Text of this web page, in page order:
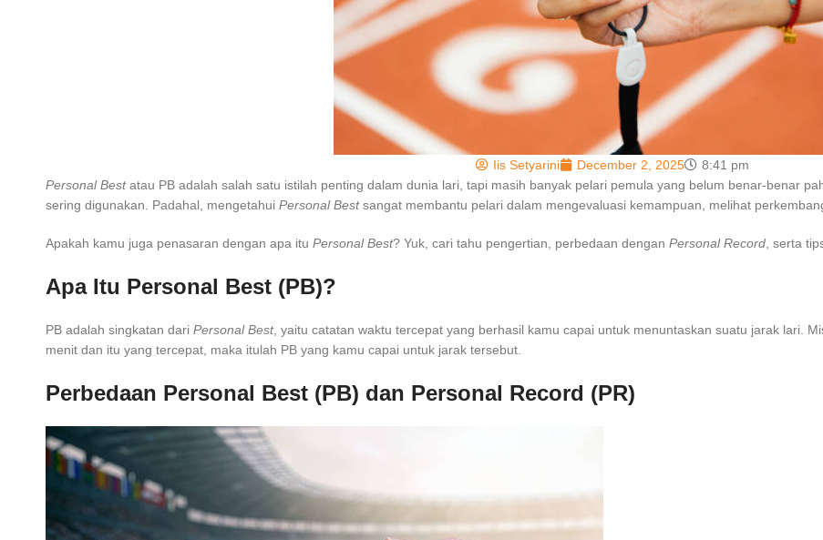
Iis Setyarini December 2, 2025
8:41 pm
Personal Bestatau PB adalah salah satu istilah penting dalam dunia lari, tapi masih banyak pelari pemula yang belum benar-benar
sering digunakan. Padahal, mengetahui Personal Bestsangat membantu pelari dalam mengevaluasi kemampuan, melihat
Apakah kamu juga penasaran dengan apa itu Personal Best? Yuk, cari tahu pengertian, perbedaan dengan Personal Record , serta
Apa Itu Personal Best (PB)?
PB adalah singkatan dari Personal Best, yaitu catatan waktu tercepat yang berhasil kamu capai untuk menuntaskan suatu jarak lari.
menit dan itu yang tercepat, maka itulah PB yang kamu capai untuk jarak tersebut.
Perbedaan Personal Best (PB) dan Personal Record (PR)